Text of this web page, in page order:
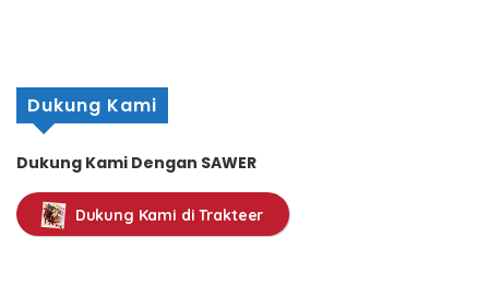
Dukung Kami
Dukung Kami Dengan SAWER
Dukung Kami di Trakteer